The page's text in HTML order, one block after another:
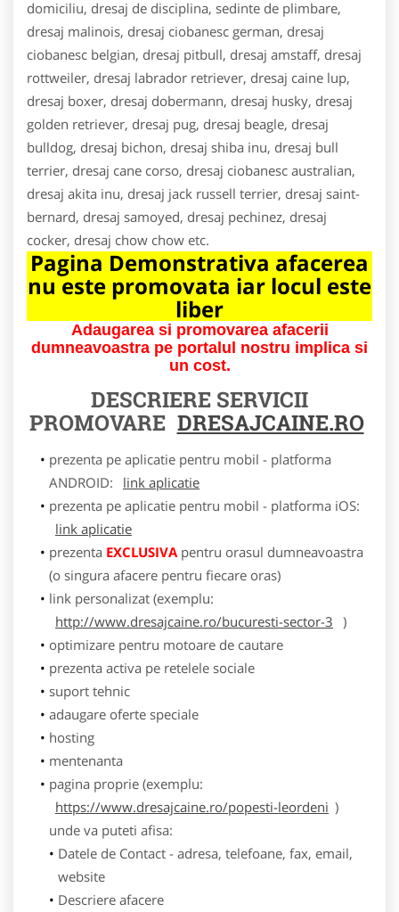
domiciliu, dresaj de disciplina, sedinte de plimbare,
dresaj malinois, dresaj ciobanesc german, dresaj
ciobanesc belgian, dresaj pitbull, dresaj amstaff, dresaj
rottweiler, dresaj labrador retriever, dresaj caine lup,
dresaj boxer, dresaj dobermann, dresaj husky, dresaj
golden retriever, dresaj pug, dresaj beagle, dresaj
bulldog, dresaj bichon, dresaj shiba inu, dresaj bull
terrier, dresaj cane corso, dresaj ciobanesc australian,
dresaj akita inu, dresaj jack russell terrier, dresaj saint-
bernard, dresaj samoyed, dresaj pechinez, dresaj
cocker, dresaj chow chow etc.
Pagina Demonstrativa afacerea
nu este promovata iar locul este
liber
Adaugarea si promovarea afacerii
dumneavoastra pe portalul nostru implica si
un cost.
DESCRIERE SERVICII
PROMOVARE DRESAJCAINE.RO
prezenta pe aplicatie pentru mobil - platforma
ANDROID:
link aplicatie
prezenta pe aplicatie pentru mobil - platforma iOS:
link aplicatie
prezenta EXCLUSIVApentru orasul dumneavoastra
(o singura afacere pentru fiecare oras)
link personalizat (exemplu:
http://www.dresajcaine.ro/bucuresti-sector-3 )
optimizare pentru motoare de cautare
prezenta activa pe retelele sociale
suport tehnic
adaugare oferte speciale
hosting
mentenanta
pagina proprie (exemplu:
https://www.dresajcaine.ro/popesti-leordeni )
unde va puteti afisa:
Datele de Contact - adresa, telefoane, fax, email,
website
Descriere afacere